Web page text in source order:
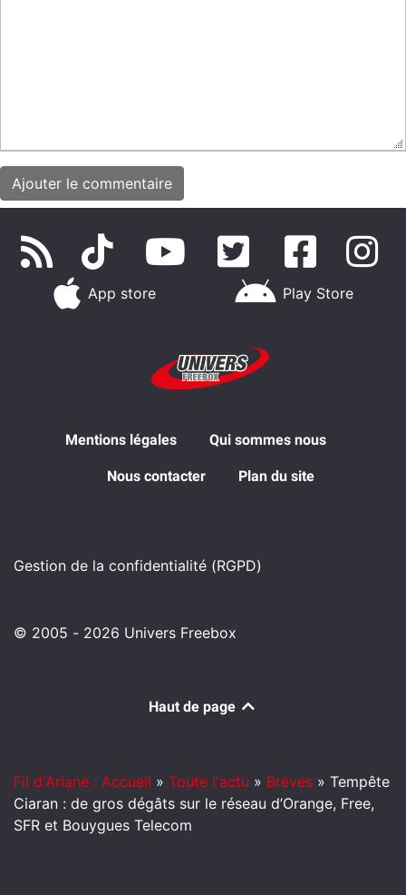
App store Play Store
Mentions légales Qui sommes nous
Nous contacter Plan du site
Gestion de la confidentialité (RGPD)
© 2005 - 2026 Univers Freebox
Haut de page
Fil d'Ariane : Accueil » Toute l'actu » Brèves » Tempête
Ciaran : de gros dégâts sur le réseau d’Orange, Free,
SFR et Bouygues Telecom